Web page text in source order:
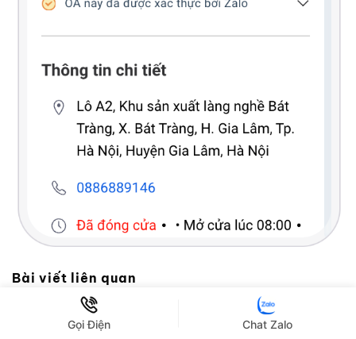
Bài viết liên quan
Gốm sứ Bát Tràng Nha Trang – Địa chỉ mua
gốm Bát Tràng chính hãng tại Khánh Hòa
Gọi Điện Chat Zalo